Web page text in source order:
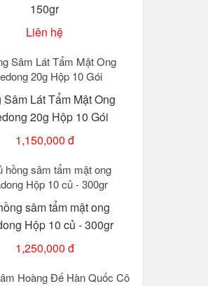
150gr
Liên hệ
Sâm Lát Tẩm Mật Ong
20g Hộp 10 Gói
1,150,000 đ
sâm tẩm mật ong
Hộp 10 củ - 300gr
1,250,000 đ